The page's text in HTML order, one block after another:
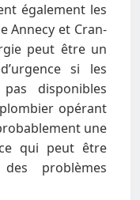
également les
Annecy et Cran-
peut être un
si les
disponibles
opérant
une
qui peut être
problèmes